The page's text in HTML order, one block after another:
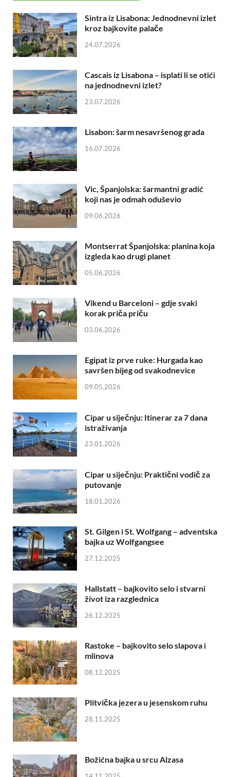
Sintra iz Lisabona: Jednodnevni izlet
kroz bajkovite palače
24.07.2026
Cascais iz Lisabona – isplati li se otići
na jednodnevni izlet?
23.07.2026
Lisabon: šarm nesavršenog grada
16.07.2026
Vic, Španjolska: šarmantni gradić
koji nas je odmah oduševio
09.06.2026
Montserrat Španjolska: planina koja
izgleda kao drugi planet
05.06.2026
Vikend u Barceloni – gdje svaki
korak priča priču
03.06.2026
Egipat iz prve ruke: Hurgada kao
savršen bijeg od svakodnevice
09.05.2026
Cipar u siječnju: Itinerar za 7 dana
istraživanja
23.01.2026
Cipar u siječnju: Praktični vodič za
putovanje
18.01.2026
St. Gilgen i St. Wolfgang – adventska
bajka uz Wolfgangsee
27.12.2025
Hallstatt – bajkovito selo i stvarni
život iza razglednica
26.12.2025
Rastoke – bajkovito selo slapova i
mlinova
08.12.2025
Plitvička jezera u jesenskom ruhu
28.11.2025
Božićna bajka u srcu Alzasa